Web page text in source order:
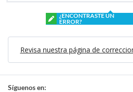
¿ENCONTRASTE UN
ERROR?
Revisa nuestra página de
Síguenos en: